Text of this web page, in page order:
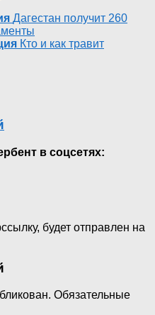
Дагестан получит 260
Кто и как травит
в соцсетях:
будет отправлен на
Обязательные